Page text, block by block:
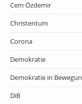
Cem Özdemir
Christentum
Corona
Demokratie
Demokratie in
DiB